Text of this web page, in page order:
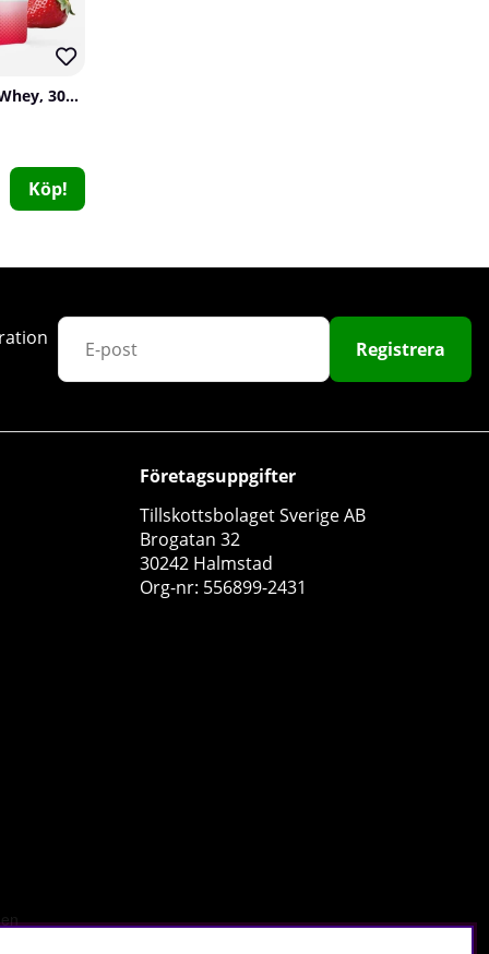
189 kr Köp!
SOLID Nutrition Clear Whey, 300 g
Köp!
Registrera
Företagsuppgifter
Tillskottsbolaget Sverige AB
Brogatan 32
30242 Halmstad
Org-nr: 556899-2431